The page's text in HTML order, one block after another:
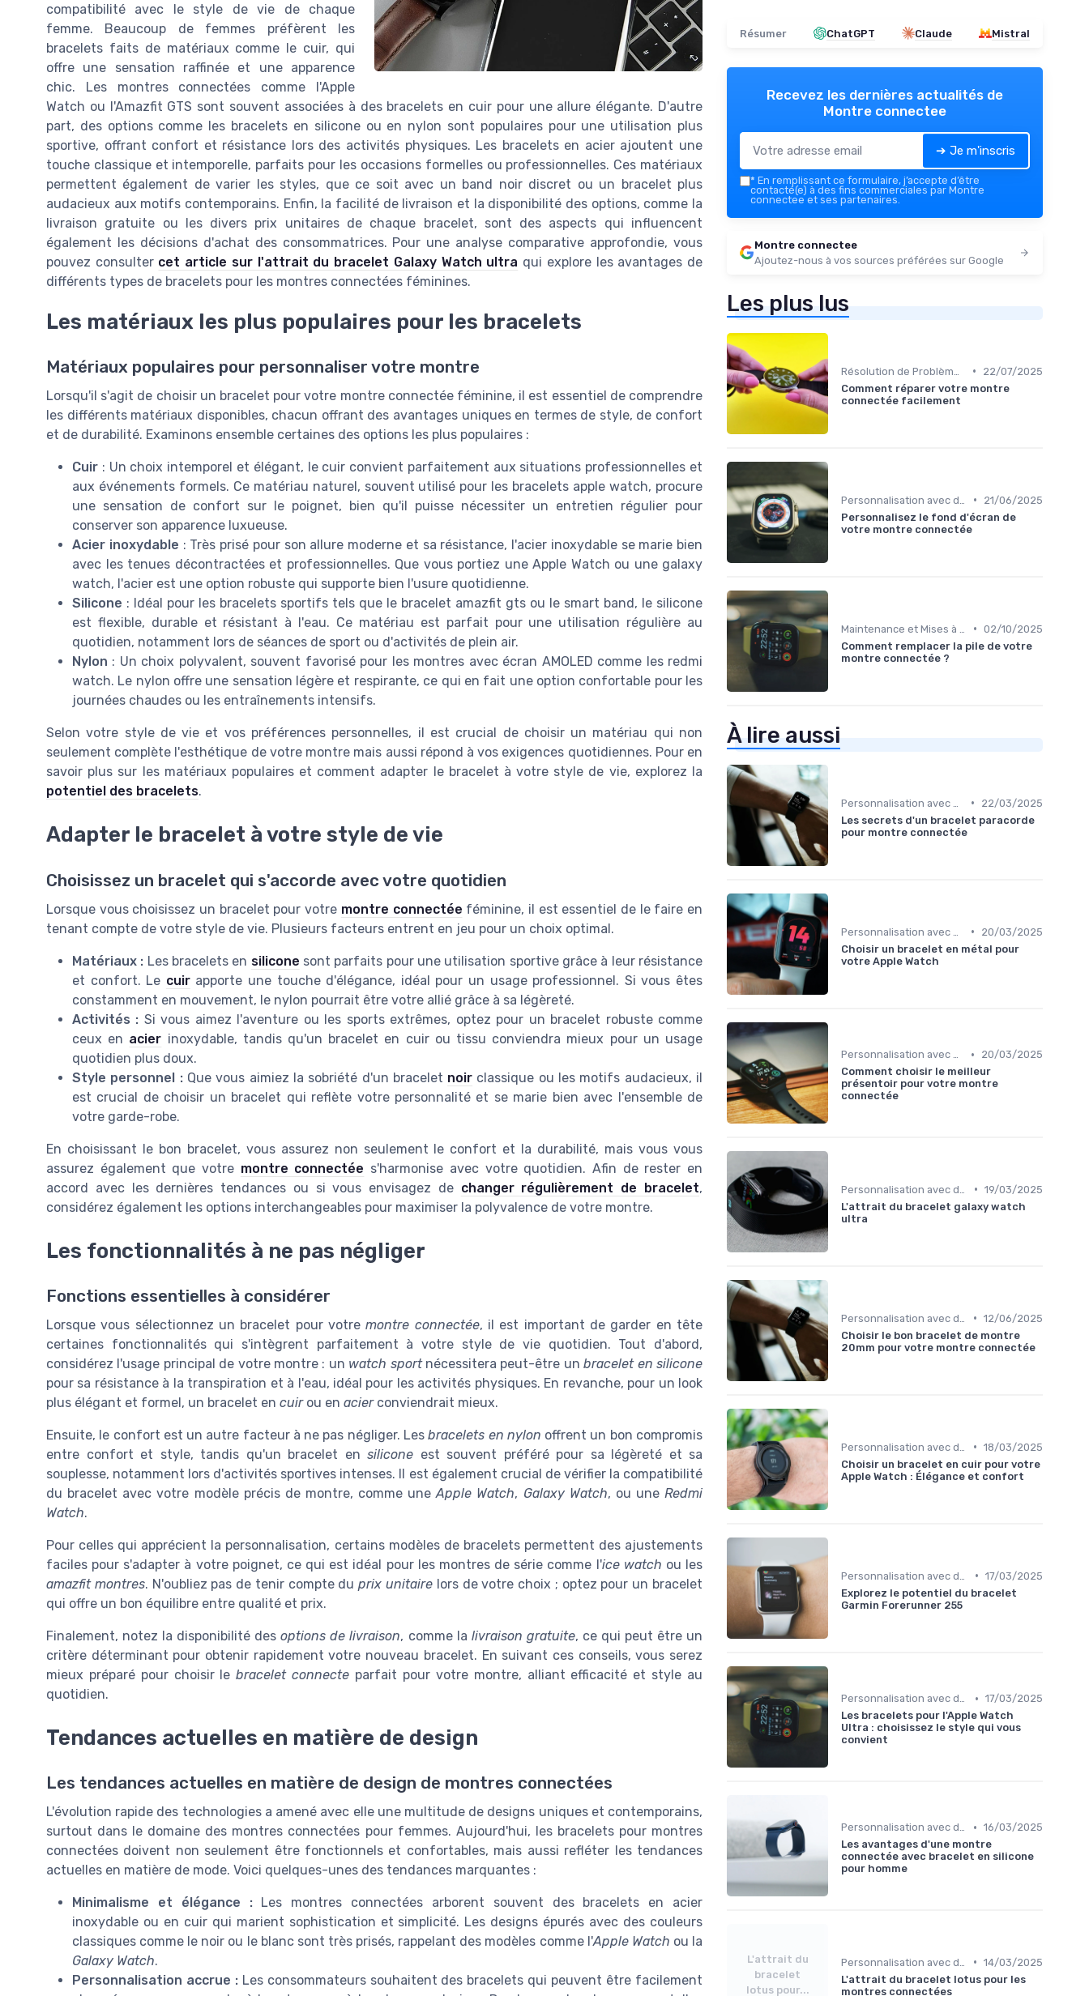
compatibilité avec le style de vie de chaque
femme. Beaucoup de femmes préfèrent les
bracelets faits de matériaux comme le cuir, qui
offre une sensation raffinée et une apparence
chic. Les montres connectées comme l'Apple
Watch ou l'Amazfit GTS sont souvent associées à des bracelets en cuir pour une allure élégante. D'autre
part, des options comme les bracelets en silicone ou en nylon sont populaires pour une utilisation plus
sportive, offrant confort et résistance lors des activités physiques. Les bracelets en acier ajoutent une
touche classique et intemporelle, parfaits pour les occasions formelles ou professionnelles. Ces matériaux
permettent également de varier les styles, que ce soit avec un band noir discret ou un bracelet plus
audacieux aux motifs contemporains. Enfin, la facilité de livraison et la disponibilité des options, comme la
livraison gratuite ou les divers prix unitaires de chaque bracelet, sont des aspects qui influencent
également les décisions d'achat des consommatrices. Pour une analyse comparative approfondie, vous
pouvez consulter cet article sur l'attrait du bracelet Galaxy Watch ultra qui explore les avantages de
différents types de bracelets pour les montres connectées féminines.
Les matériaux les plus populaires pour les bracelets
Matériaux populaires pour personnaliser votre montre
Lorsqu'il s'agit de choisir un bracelet pour votre montre connectée féminine, il est essentiel de comprendre
les différents matériaux disponibles, chacun offrant des avantages uniques en termes de style, de confort
et de durabilité. Examinons ensemble certaines des options les plus populaires :
Cuir : Un choix intemporel et élégant, le cuir convient parfaitement aux situations professionnelles et
aux événements formels. Ce matériau naturel, souvent utilisé pour les bracelets apple watch, procure
une sensation de confort sur le poignet, bien qu'il puisse nécessiter un entretien régulier pour
conserver son apparence luxueuse.
Acier inoxydable : Très prisé pour son allure moderne et sa résistance, l'acier inoxydable se marie bien
avec les tenues décontractées et professionnelles. Que vous portiez une Apple Watch ou une galaxy
watch, l'acier est une option robuste qui supporte bien l'usure quotidienne.
Silicone : Idéal pour les bracelets sportifs tels que le bracelet amazfit gts ou le smart band , le silicone
est flexible, durable et résistant à l'eau. Ce matériau est parfait pour une utilisation régulière au
quotidien, notamment lors de séances de sport ou d'activités de plein air.
Nylon : Un choix polyvalent, souvent favorisé pour les montres avec écran AMOLED comme les redmi
watch. Le nylon offre une sensation légère et respirante, ce qui en fait une option confortable pour les
journées chaudes ou les entraînements intensifs.
Selon votre style de vie et vos préférences personnelles, il est crucial de choisir un matériau qui non
seulement complète l'esthétique de votre montre mais aussi répond à vos exigences quotidiennes. Pour en
savoir plus sur les matériaux populaires et comment adapter le bracelet à votre style de vie, explorez la
potentiel des bracelets.
Adapter le bracelet à votre style de vie
Choisissez un bracelet qui s'accorde avec votre quotidien
Lorsque vous choisissez un bracelet pour votre montre connectée féminine, il est essentiel de le faire en
tenant compte de votre style de vie. Plusieurs facteurs entrent en jeu pour un choix optimal.
Matériaux : Les bracelets en silicone sont parfaits pour une utilisation sportive grâce à leur résistance
et confort. Le cuirapporte une touche d'élégance, idéal pour un usage professionnel. Si vous êtes
constamment en mouvement, le nylon pourrait être votre allié grâce à sa légèreté.
Activités : Si vous aimez l'aventure ou les sports extrêmes, optez pour un bracelet robuste comme
ceux en acier inoxydable, tandis qu'un bracelet en cuir ou tissu conviendra mieux pour un usage
quotidien plus doux.
Style personnel :Que vous aimiez la sobriété d'un bracelet noir classique ou les motifs audacieux, il
est crucial de choisir un bracelet qui reflète votre personnalité et se marie bien avec l'ensemble de
votre garde-robe.
En choisissant le bon bracelet, vous assurez non seulement le confort et la durabilité, mais vous vous
assurez également que votre montre connectée s'harmonise avec votre quotidien. Afin de rester en
accord avec les dernières tendances ou si vous envisagez de changer régulièrement de bracelet,
considérez également les options interchangeables pour maximiser la polyvalence de votre montre.
Les fonctionnalités à ne pas négliger
Fonctions essentielles à considérer
Lorsque vous sélectionnez un bracelet pour votremontre connectée, il est important de garder en tête
certaines fonctionnalités qui s'intègrent parfaitement à votre style de vie quotidien. Tout d'abord,
considérez l'usage principal de votre montre : un watch sportnécessitera peut-être unbracelet en silicone
pour sa résistance à la transpiration et à l'eau, idéal pour les activités physiques. En revanche, pour un look
plus élégant et formel, un bracelet en cuirou en acierconviendrait mieux.
Ensuite, le confort est un autre facteur à ne pas négliger. Lesbracelets en nylon offrent un bon compromis
entre confort et style, tandis qu'un bracelet en silicone est souvent préféré pour sa légèreté et sa
souplesse, notamment lors d'activités sportives intenses. Il est également crucial de vérifier la compatibilité
du bracelet avec votre modèle précis de montre, comme uneApple Watch, Galaxy Watch, ou une Redmi
Watch.
Pour celles qui apprécient la personnalisation, certains modèles de bracelets permettent des ajustements
faciles pour s'adapter à votre poignet, ce qui est idéal pour les montres de série comme l'ice watch ou les
amazfit montres. N'oubliez pas de tenir compte duprix unitaire lors de votre choix ; optez pour un bracelet
qui offre un bon équilibre entre qualité et prix.
Finalement, notez la disponibilité desoptions de livraison, comme la livraison gratuite, ce qui peut être un
critère déterminant pour obtenir rapidement votre nouveau bracelet. En suivant ces conseils, vous serez
mieux préparé pour choisir lebracelet connecte parfait pour votre montre, alliant efficacité et style au
quotidien.
Tendances actuelles en matière de design
Les tendances actuelles en matière de design de montres connectées
L'évolution rapide des technologies a amené avec elle une multitude de designs uniques et contemporains,
surtout dans le domaine des montres connectées pour femmes. Aujourd'hui, les bracelets pour montres
connectées doivent non seulement être fonctionnels et confortables, mais aussi refléter les tendances
actuelles en matière de mode. Voici quelques-unes des tendances marquantes :
Minimalisme et élégance :Les montres connectées arborent souvent des bracelets en acier
inoxydable ou en cuir qui marient sophistication et simplicité. Les designs épurés avec des couleurs
classiques comme le noir ou le blanc sont très prisés, rappelant des modèles comme l'Apple Watch ou la
Galaxy Watch.
Personnalisation accrue :Les consommateurs souhaitent des bracelets qui peuvent être facilement
Résumer ChatGPT Claude Mistral
Recevez les dernières actualités de
Montre connectee
➔ Je m'inscris
* En remplissant ce formulaire, j’accepte d’être
contacté(e) à des fins commerciales par Montre
connectee et ses partenaires.
Montre connectee
Ajoutez-nous à vos sources préférées sur Google
Les plus lus
•
22/07/2025
Comment réparer votre montre
connectée facilement
•
21/06/2025
Personnalisez le fond d'écran de
votre montre connectée
• 02/10/2025
Comment remplacer la pile de votre
montre connectée ?
À lire aussi
•
22/03/2025
Les secrets d'un bracelet paracorde
pour montre connectée
•
20/03/2025
Choisir un bracelet en métal pour
votre Apple Watch
Personnalisation avec des Bracelets •
20/03/2025
Comment choisir le meilleur
présentoir pour votre montre
connectée
• 19/03/2025
L'attrait du bracelet galaxy watch
ultra
• 12/06/2025
Choisir le bon bracelet de montre
20mm pour votre montre connectée
• 18/03/2025
Choisir un bracelet en cuir pour votre
Apple Watch : Élégance et confort
• 17/03/2025
Explorez le potentiel du bracelet
Garmin Forerunner 255
Personnalisation avec des Bracelets • 17/03/2025
Les bracelets pour l'Apple Watch
Ultra : choisissez le style qui vous
convient
Personnalisation avec des Bracelets • 16/03/2025
Les avantages d'une montre
connectée avec bracelet en silicone
pour homme
L'attrait du
bracelet
lotus pour...
• 14/03/2025
L'attrait du bracelet lotus pour les
montres connectées